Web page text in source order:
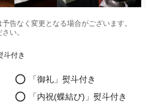
告なく変更となる場合がございます。
い。
斗付き
「御礼」熨斗付き
「内祝(蝶結び)」熨斗付き